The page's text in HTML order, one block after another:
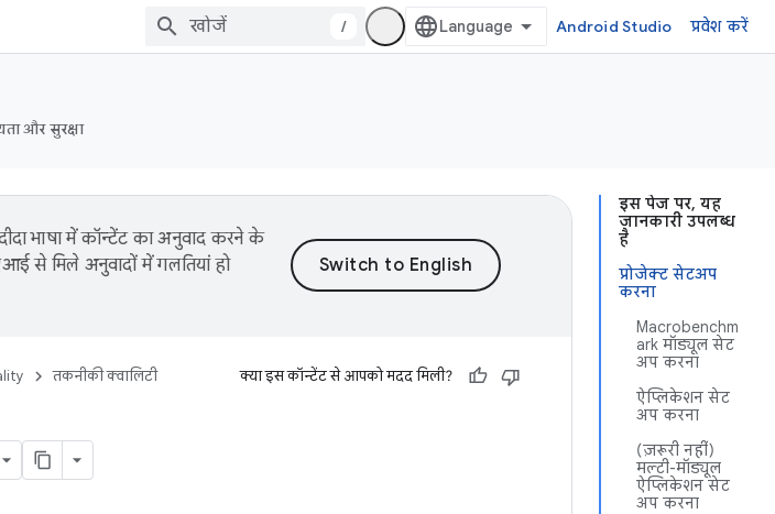
/ Android Studio प्रवेश करें
और सुरक्षा
इस पेज पर, यह
जानकारी उपलब्ध
है
प्रोजेक्ट सेटअप
करना
Macrobenchm
ark मॉड्यूल सेट
अप करना
ऐप्लिकेशन सेट
अप करना
(ज़रूरी नहीं)
मल्टी-मॉड्यूल
ऐप्लिकेशन सेट
अप करना
भाषा में कॉन्टेंट का अनुवाद करने के
से मिले अनुवादों में गलतियां हो
तकनीकी क्वालिटी क्या इस कॉन्टेंट से आपको मदद मिली?